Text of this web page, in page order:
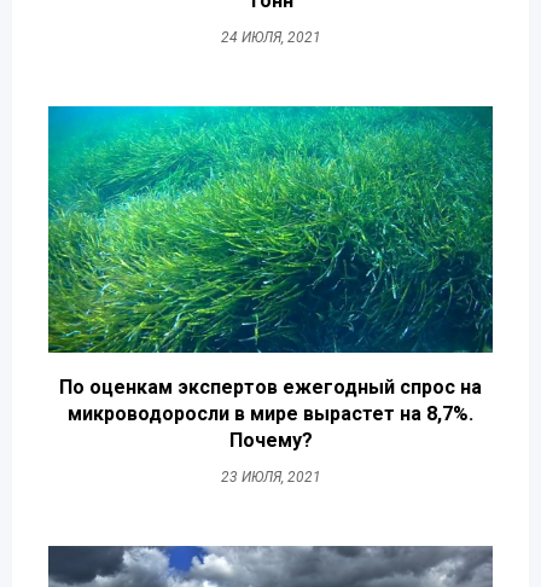
24 ИЮЛЯ, 2021
По оценкам экспертов ежегодный спрос на
микроводоросли в мире вырастет на 8,7%.
Почему?
23 ИЮЛЯ, 2021